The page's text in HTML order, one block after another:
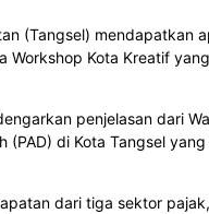
(Tangsel) mendapatkan
Workshop Kota Kreatif
penjelasan dari
(PAD) di Kota Tangsel
dari tiga sektor